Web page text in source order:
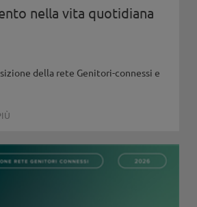
nella vita quotidiana
della rete Genitori-connessi e